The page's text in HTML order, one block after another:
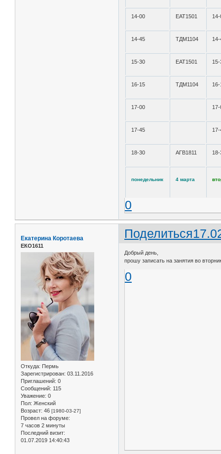
14-00 ЕАТ1501 14-
14-45 ТДМ1104 14-
15-30 ЕАТ1501 15-
16-15 ТДМ1104 16-
17-00 17-
17-45 17-
18-30 АГВ1811 18-
понедельник 4 марта
0
Поделиться
Екатерина Коротаева
ЕКО1611
Откуда: Пермь
Зарегистрирован: 03.11.2016
Приглашений: 0
Сообщений: 115
Уважение: 0
Пол: Женский
Возраст: 46 [1980-03-27]
Провел на форуме:
7 часов 2 минуты
Последний визит:
01.07.2019 14:40:43
Добрый день,
прошу записать на занятия во
0